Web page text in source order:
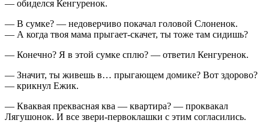
— обиделся Кенгуренок.
— В сумке? — недоверчиво покачал головой Слоненок.
— А когда твоя мама прыгает-скачет, ты тоже там сидишь?
— Конечно? Я в этой сумке сплю? — ответил Кенгуренок.
— Значит, ты живешь в… прыгающем домике? Вот здорово?
— крикнул Ежик.
— Кваквая преквасная ква — квартира? — проквакал
Лягушонок. И все звери-первоклашки с этим согласились.